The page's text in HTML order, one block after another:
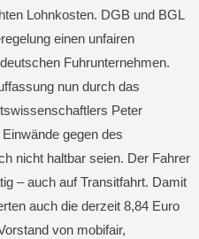
Lohnkosten. DGB und BGL
einen unfairen
Fuhrunternehmen.
nun durch das
Peter
gegen des
nicht haltbar seien. Der Fahrer
– auch auf Transitfahrt. Damit
auch die derzeit 8,84 Euro
von mobifair,